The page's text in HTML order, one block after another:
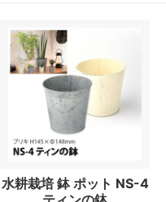
水耕栽培 鉢 ポット NS-4